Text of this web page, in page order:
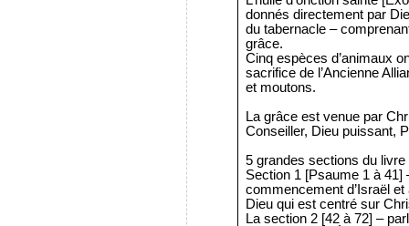
donnés directement par
du tabernacle –
grâce.
Cinq espèces d’animaux
sacrifice de l’Ancienne
et moutons.
La grâce est venue par
Conseiller, Dieu puissant,
5 grandes sections du
Section 1 [Psaume 1 à 41]
commencement d’Israël
Dieu qui est centré sur
La section 2 [42 à 72] –